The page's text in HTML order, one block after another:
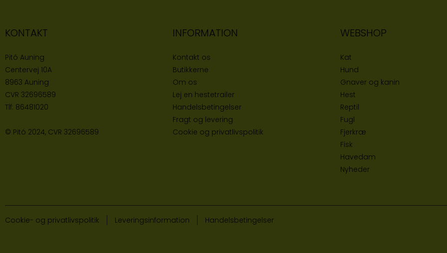
KONTAKT
Pitó Auning
Centervej 10A
8963 Auning
CVR 32696589
Tlf: 86481020
© Pitó 2024, CVR 32696589
INFORMATION
Kontakt os
Butikkerne
Om os
Lej en hestetrailer
Handelsbetingelser
Fragt og levering
Cookie og privatlivspolitik
WEBSHOP
Kat
Hund
Gnaver og kanin
Hest
Reptil
Fugl
Fjerkræ
Fisk
Havedam
Nyheder
Cookie- og privatlivspolitik Leveringsinformation Handelsbetingelser